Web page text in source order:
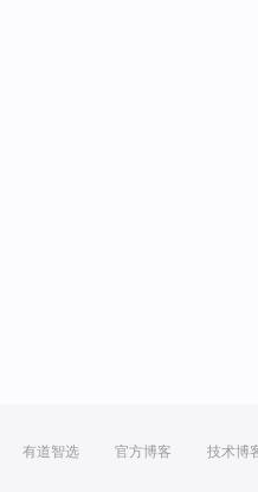
有道智选 官方博客 技术博